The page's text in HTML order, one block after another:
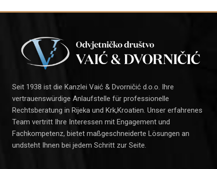
Seit 1938 ist die Kanzlei Vaić & Dvorničić d.o.o. Ihre
vertrauenswürdige Anlaufstelle für professionelle
Rechtsberatung in Rijeka und Krk,Kroatien. Unser erfahrenes
Team vertritt Ihre Interessen mit Engagement und
Fachkompetenz, bietet maßgeschneiderte Lösungen an
undsteht Ihnen bei jedem Schritt zur Seite.